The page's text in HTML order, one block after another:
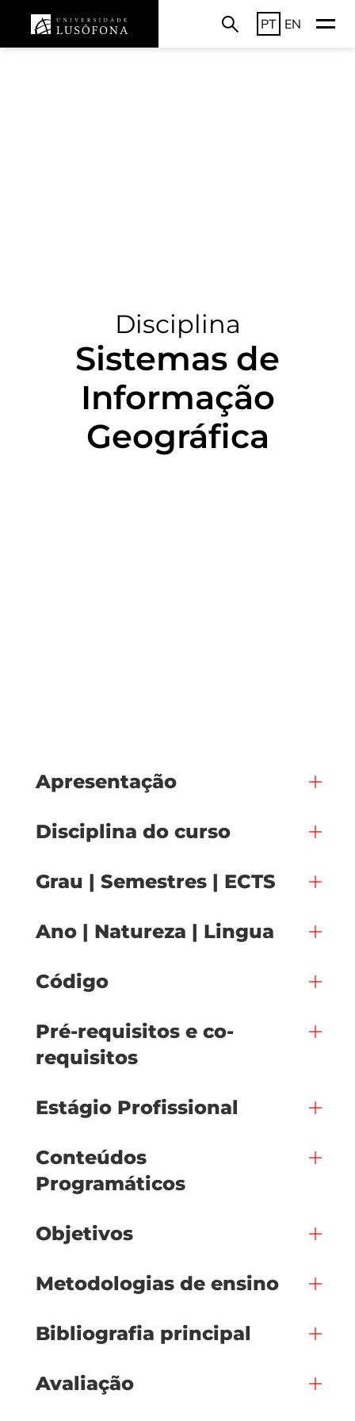
PT EN
Disciplina
Sistemas de
Informação
Geográfica
Apresentação
Disciplina do curso
Grau | Semestres | ECTS
Ano | Natureza | Lingua
Código
Pré-requisitos e co-
requisitos
Estágio Profissional
Conteúdos
Programáticos
Objetivos
Metodologias de ensino
Bibliografia principal
Avaliação